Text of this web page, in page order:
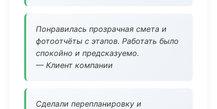
Понравилась прозрачная смета и
фотоотчёты с этапов. Работать было
спокойно и предсказуемо.
— Клиент компании
Сделали перепланировку и